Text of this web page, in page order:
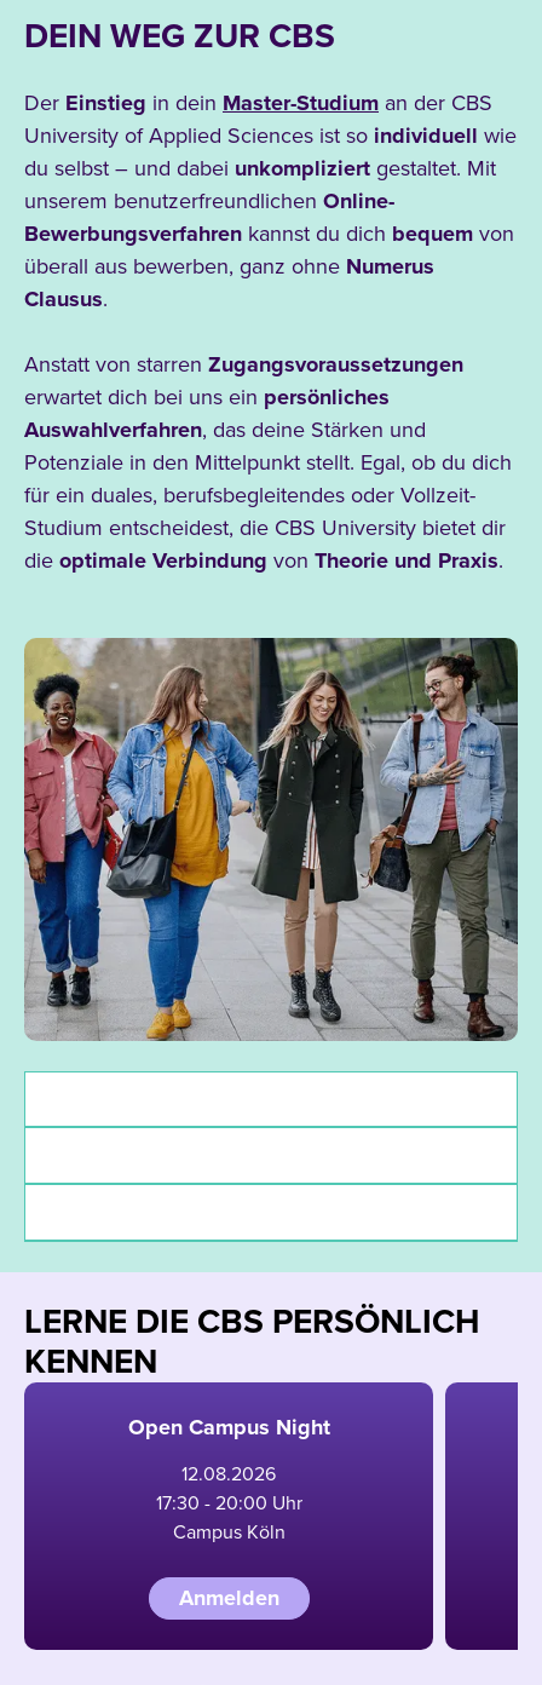
DEIN WEG ZUR CBS
Der Einstieg in dein Master-Studium an der CBS
University of Applied Sciences ist so individuell wie
du selbst – und dabei unkompliziert gestaltet. Mit
unserem benutzerfreundlichen Online-
Bewerbungsverfahren kannst du dich bequem von
überall aus bewerben, ganz ohne Numerus
Clausus.
Anstatt von starren Zugangsvoraussetzungen
erwartet dich bei uns ein persönliches
Auswahlverfahren, das deine Stärken und
Potenziale in den Mittelpunkt stellt. Egal, ob du dich
für ein duales, berufsbegleitendes oder Vollzeit-
Studium entscheidest, die CBS University bietet dir
die optimale Verbindung von Theorie und Praxis.
LERNE DIE CBS PERSÖNLICH
KENNEN
Open Campus Night
12.08.2026
17:30 - 20:00 Uhr
Campus Köln
Anmelden